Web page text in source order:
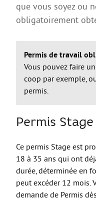
Étranger·es en
Etre bénévole ou
Créer mon projet
EMPLOI
Chercher un job
Qui peut
Les offres
que vous soyez ou
obligatoirement
Permis de travail
Vous pouvez faire
coop par exemple,
permis.
Permis
Ce permis Stage est
18 à 35 ans qui ont
durée, déterminée en
peut excéder 12 mois.
demande de Permis